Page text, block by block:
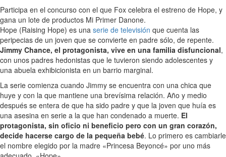
Participa en el concurso con el que Fox celebra el estreno de Hope, y
gana un lote de productos Mi Primer Danone.
Hope (Raising Hope) es una serie de televisión que cuenta las
peripecias de un joven que se convierte en padre sólo, de repente.
Jimmy Chance, el protagonista, vive en una familia disfuncional,
con unos padres hedonistas que le tuvieron siendo adolescentes y
una abuela exhibicionista en un barrio marginal.
La serie comienza cuando Jimmy se encuentra con una chica que
huye y con la que mantiene una brevísima relación. Año y medio
después se entera de que ha sido padre y que la joven que huía es
una asesina en serie a la que han condenado a muerte. El
protagonista, sin oficio ni beneficio pero con un gran corazón,
decide hacerse cargo de la pequeña bebé. Lo primero es cambiarle
el nombre elegido por la madre «Princesa Beyoncé» por uno más